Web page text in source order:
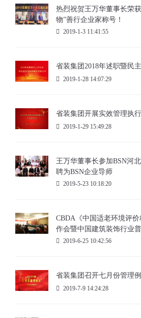
热烈祝贺王万华董事长荣
物”善行企业家称号！
2019-1-3 11:41:55
省装集团2018年述职暨民
2019-1-28 14:07:29
省装集团开展实效管理执
2019-1-29 15:49:28
王万华董事长参加BSN河
聘为BSN企业导师
2019-5-23 10:18:20
CBDA《中国适老环境评
作会暨中国建筑装饰行业
调研座谈会召开
2019-6-25 10:42:56
省装集团召开七月份管理
2019-7-9 14:24:28